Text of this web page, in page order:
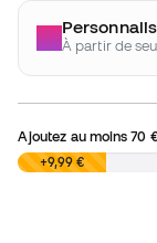
À partir de
Ajoutez au moins70
0,00 €+9,99 €